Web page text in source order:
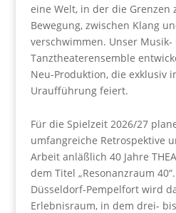
eine Welt, in der die Grenzen
Bewegung, zwischen Klang
verschwimmen. Unser Musik-
Tanztheaterensemble
Neu-Produktion, die exklusiv
Uraufführung feiert.
Für die Spielzeit 2026/27
umfangreiche Retrospektive
Arbeit anläßlich 40 Jahre
dem Titel „Resonanzraum
Düsseldorf-Pempelfort wird
Erlebnisraum, in dem drei-